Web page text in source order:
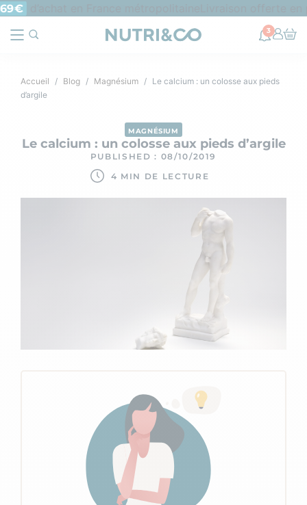
d’achat en France métropolitaine
3
Accueil Blog Magnésium
Le calcium : un colosse aux pieds
d’argile
MAGNÉSIUM
Le calcium : un colosse aux pieds d’argile
PUBLISHED : 08/10/2019
4 MIN DE LECTURE